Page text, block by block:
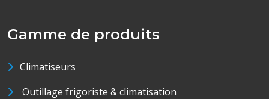
Gamme de produits
Climatiseurs
Outillage frigoriste & climatisation